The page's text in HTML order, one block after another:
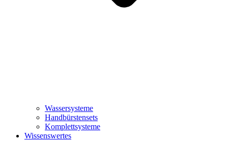
Wassersysteme
Handbürstensets
Komplettsysteme
Wissenswertes